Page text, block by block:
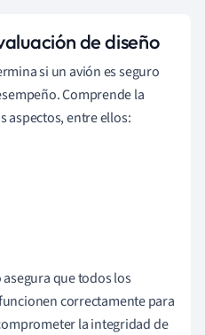
de diseño
si un avión es seguro
Comprende la
aspectos, entre ellos:
que todos los
correctamente para
la integridad de